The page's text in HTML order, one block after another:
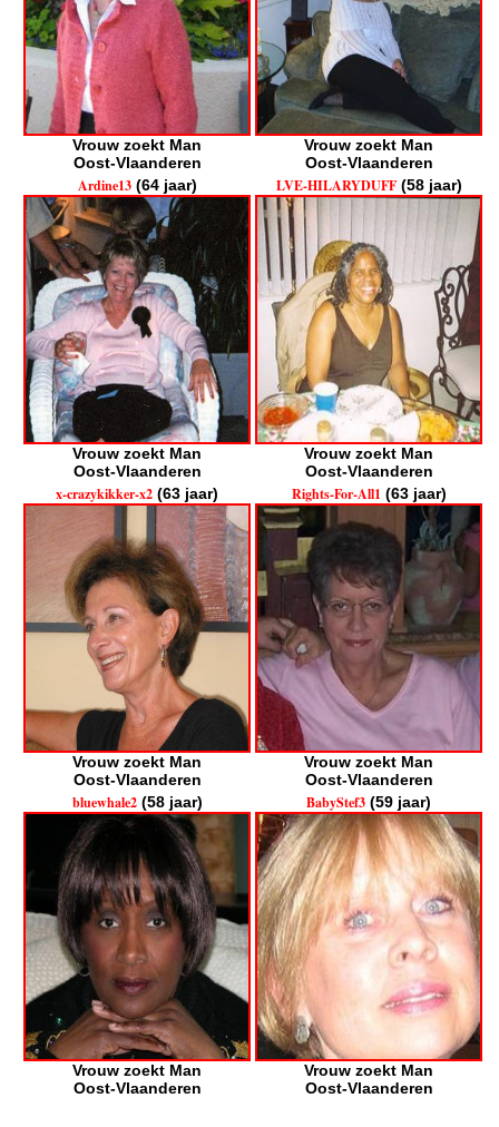
Vrouw zoekt Man
Oost-Vlaanderen
Vrouw zoekt Man
Oost-Vlaanderen
Ardine13(64 jaar)
Vrouw zoekt Man
Oost-Vlaanderen
LVE-HILARYDUFF(58 jaar)
Vrouw zoekt Man
Oost-Vlaanderen
x-crazykikker-x2 (63 jaar)
Vrouw zoekt Man
Oost-Vlaanderen
Rights-For-All1 (63 jaar)
Vrouw zoekt Man
Oost-Vlaanderen
bluewhale2(58 jaar)
Vrouw zoekt Man
Oost-Vlaanderen
BabyStef3 (59 jaar)
Vrouw zoekt Man
Oost-Vlaanderen